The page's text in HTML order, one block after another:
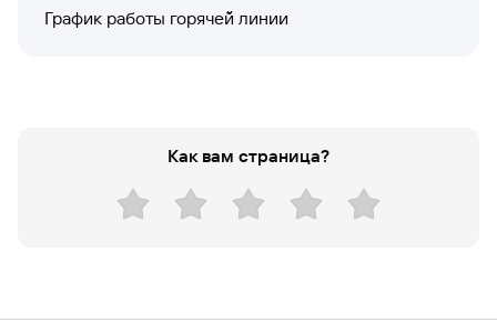
График работы горячей̆ линии
Как вам страница?